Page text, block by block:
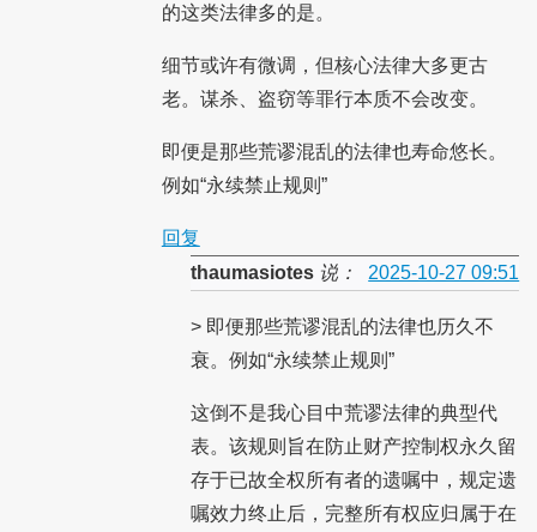
的这类法律多的是。
细节或许有微调，但核心法律大多更古
老。谋杀、盗窃等罪行本质不会改变。
即便是那些荒谬混乱的法律也寿命悠长。
例如“永续禁止规则”
回复
thaumasiotes说： 2025-10-27 09:51
> 即便那些荒谬混乱的法律也历久不
衰。例如“永续禁止规则”
这倒不是我心目中荒谬法律的典型代
表。该规则旨在防止财产控制权永久留
存于已故全权所有者的遗嘱中，规定遗
嘱效力终止后，完整所有权应归属于在